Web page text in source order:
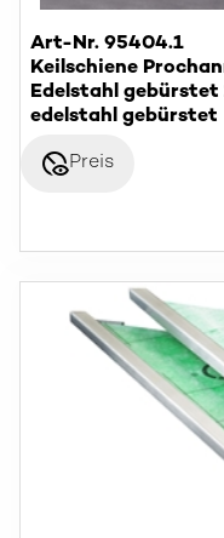
Art-Nr. 95404.1
Keilschiene
Edelstahl gebürstet
edelstahl gebürstet
disabled_visiblePreis